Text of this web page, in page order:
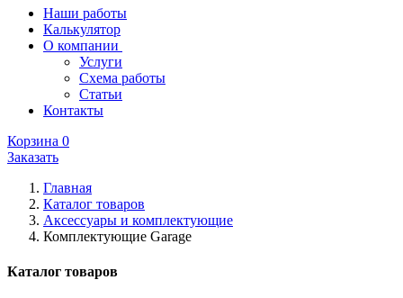
Наши работы
Калькулятор
О компании
Услуги
Схема работы
Статьи
Контакты
Корзина 0
Заказать
Главная
Каталог товаров
Аксессуары и комплектующие
Комплектующие Garage
Каталог товаров